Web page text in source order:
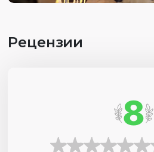
Рецензии
8